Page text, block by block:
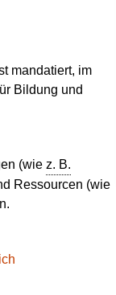
mandatiert, im
Bildung und
(wie z. B.
Ressourcen (wie